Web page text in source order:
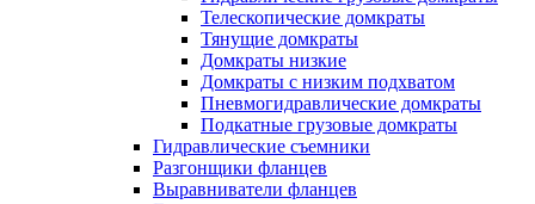
Телескопические домкраты
Тянущие домкраты
Домкраты низкие
Домкраты с низким подхватом
Пневмогидравлические домкраты
Подкатные грузовые домкраты
Гидравлические съемники
Разгонщики фланцев
Выравниватели фланцев